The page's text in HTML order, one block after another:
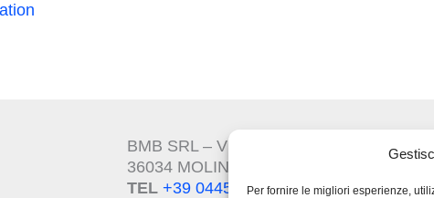
Per fornire le migliori esperienze,
BMB SRL – VIA DEL LAVORO 48
36034 MOLINA DI MALO (VI)
TEL +39 0445.510207